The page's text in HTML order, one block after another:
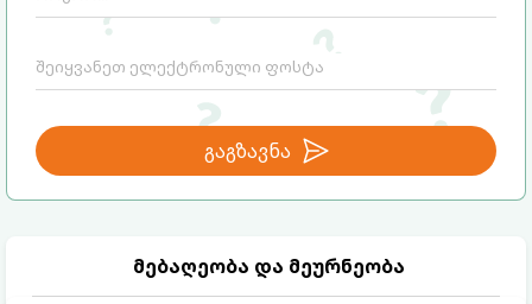
გაგზავნა
მებაღეობა და მეურნეობა